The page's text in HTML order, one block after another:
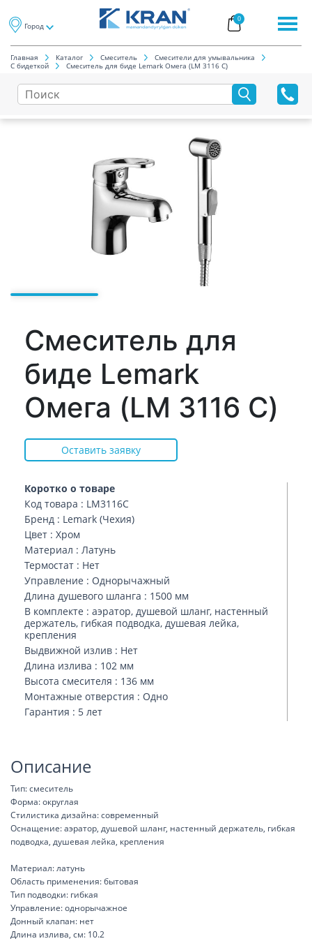
Город
0
Главная Каталог Смеситель
Смесители для умывальника
С бидеткой
Смеситель для биде Lemark Омега (LM 3116 C)
Смеситель для
биде Lemark
Омега (LM 3116 C)
Коротко о товаре
Код товара : LM3116C
Бренд : Lemark (Чехия)
Цвет : Хром
Материал : Латунь
Термостат : Нет
Управление : Однорычажный
Длина душевого шланга : 1500 мм
В комплекте : аэратор, душевой шланг, настенный
держатель, гибкая подводка, душевая лейка,
крепления
Выдвижной излив : Нет
Длина излива : 102 мм
Высота смесителя : 136 мм
Монтажные отверстия : Одно
Гарантия : 5 лет
Оставить заявку
Описание
Тип: смеситель
Форма: округлая
Стилистика дизайна: современный
Оснащение: аэратор, душевой шланг, настенный держатель, гибкая
подводка, душевая лейка, крепления
Материал: латунь
Область применения: бытовая
Тип подводки: гибкая
Управление: однорычажное
Донный клапан: нет
Длина излива, см: 10.2